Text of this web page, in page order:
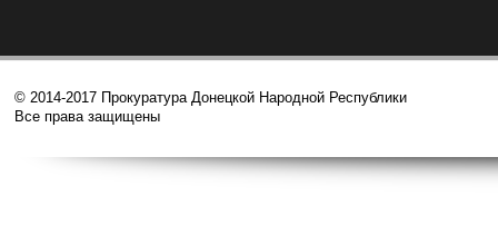
© 2014-2017 Прокуратура Донецкой Народной Республики
Все права защищены